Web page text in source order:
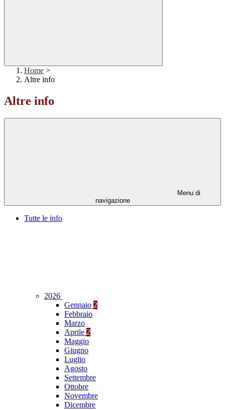
Home >
Altre info
Altre info
Menu di
navigazione
Tutte le info
2026
Gennaio 2
Febbraio
Marzo
Aprile 2
Maggio
Giugno
Luglio
Agosto
Settembre
Ottobre
Novembre
Dicembre